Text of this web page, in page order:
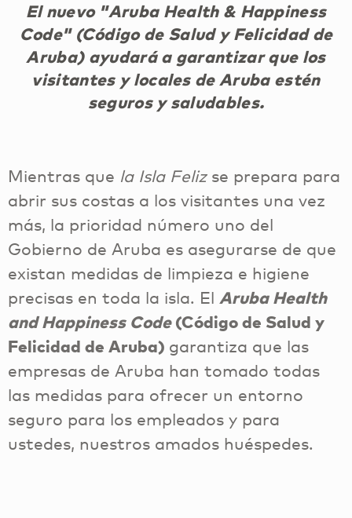
El nuevo "Aruba Health & Happiness
Code"(Código de Salud y Felicidad de
Aruba) ayudará a garantizar que los
visitantes y locales de Aruba estén
seguros y saludables.
Mientras que la Isla Felizse prepara para
abrir sus costas a los visitantes una vez
más, la prioridad número uno del
Gobierno de Aruba es asegurarse de que
existan medidas de limpieza e higiene
precisas en toda la isla. El Aruba Health
and Happiness Code(Código de Salud y
Felicidad de Aruba) garantiza que las
empresas de Aruba han tomado todas
las medidas para ofrecer un entorno
seguro para los empleados y para
ustedes, nuestros amados huéspedes.